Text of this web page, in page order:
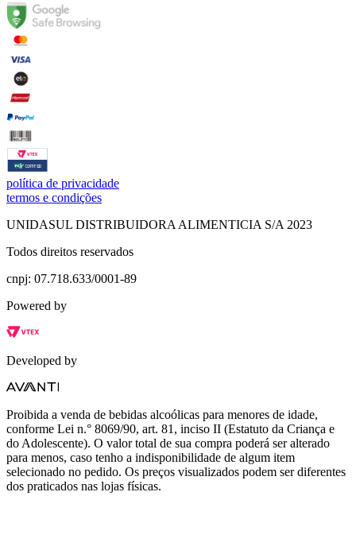
política de privacidade
termos e condições
UNIDASUL DISTRIBUIDORA ALIMENTICIA S/A 2023
Todos direitos reservados
cnpj: 07.718.633/0001-89
Powered by
Developed by
Proibida a venda de bebidas alcoólicas para menores de idade,
conforme Lei n.° 8069/90, art. 81, inciso II (Estatuto da Criança e
do Adolescente). O valor total de sua compra poderá ser alterado
para menos, caso tenho a indisponibilidade de algum item
selecionado no pedido. Os preços visualizados podem ser diferentes
dos praticados nas lojas físicas.